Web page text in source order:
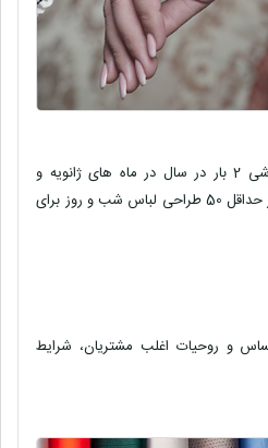
مجموعه لباس های دوخت سفارشی 2 بار در سال در ماه های ژانویه و
ژوئیه یعنی آغاز فصل مد جدید در حداقل 50 طراحی لباس شب و روز برای
و روحیات اغلب مشتریان، شرایط